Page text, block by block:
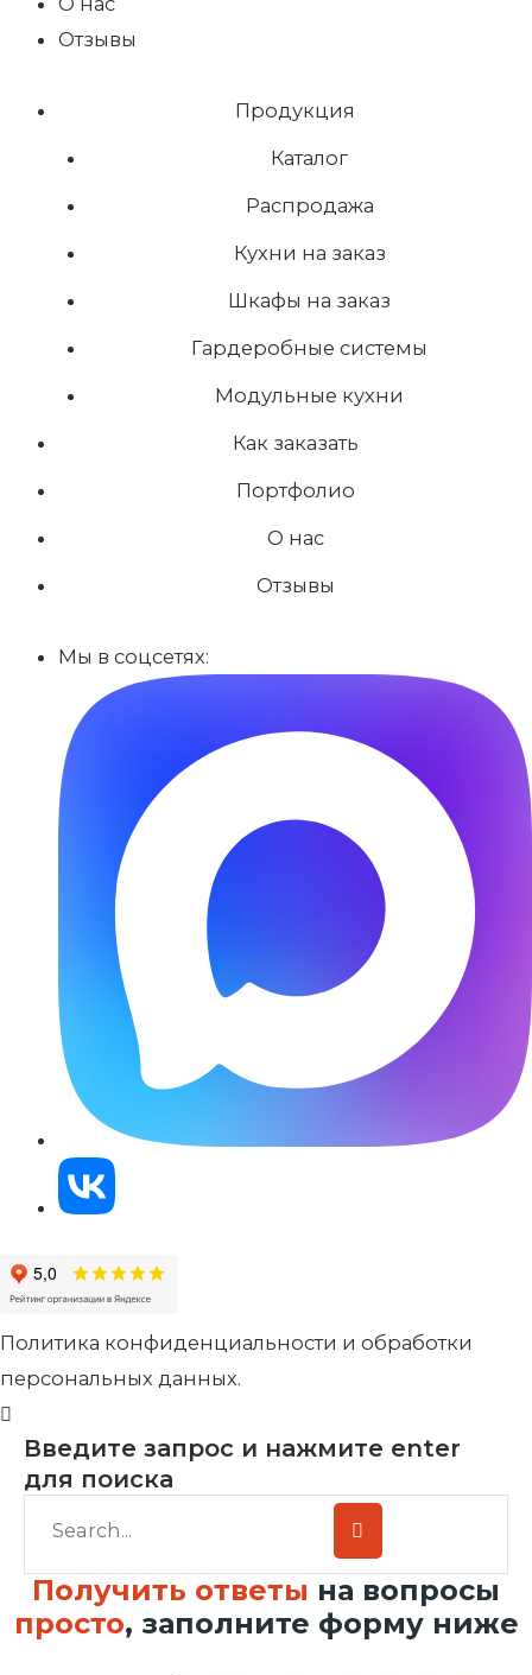
Отзывы
Продукция
Каталог
Распродажа
Кухни на заказ
Шкафы на заказ
Гардеробные системы
Модульные кухни
Как заказать
Портфолио
О нас
Отзывы
Мы в соцсетях:
Политика конфиденциальности и обработки
персональных данных.
Введите запрос и нажмите enter
для поиска
Получить ответы на вопросы
просто, заполните форму ниже